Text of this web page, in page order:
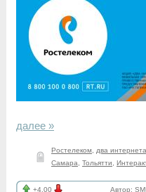
далее »
Ростелеком
два интернета
Самара
Тольятти
+4.00 Автор: